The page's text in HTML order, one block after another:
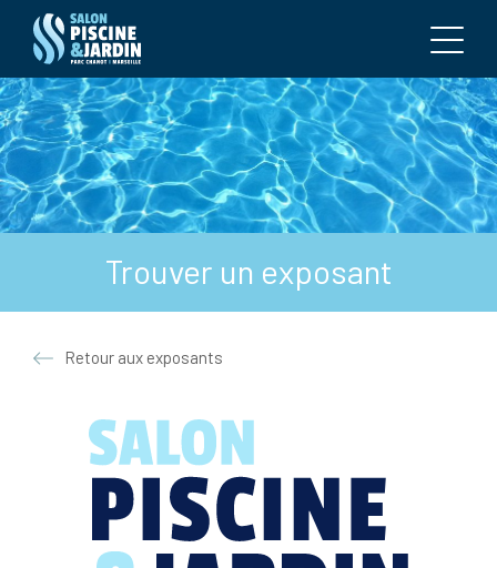
Trouver un exposant
Retour aux exposants